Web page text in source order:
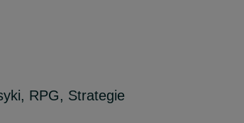
RPG, Strategie